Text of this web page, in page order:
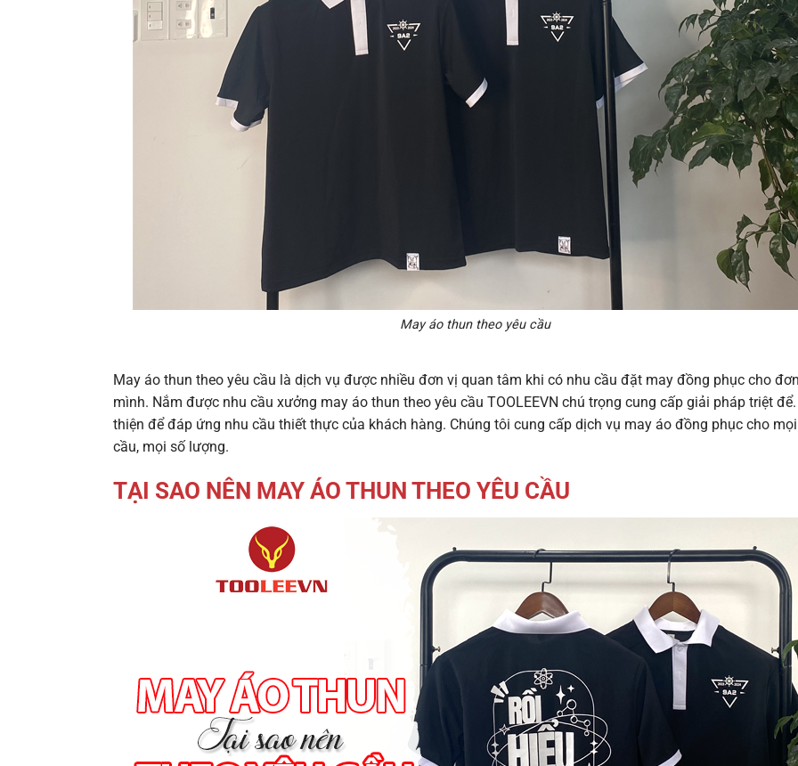
May áo thun theo yêu cầu
May áo thun theo yêu cầu là dịch vụ được nhiều đơn vị quan tâm khi có nhu cầu đặt may đồng phục cho
mình. Nắm được nhu cầu xưởng may áo thun theo yêu cầu TOOLEEVN chú trọng cung cấp giải pháp triệt
thiện để đáp ứng nhu cầu thiết thực của khách hàng. Chúng tôi cung cấp dịch vụ may áo đồng phục cho
cầu, mọi số lượng.
TẠI SAO NÊN MAY ÁO THUN THEO YÊU CẦU